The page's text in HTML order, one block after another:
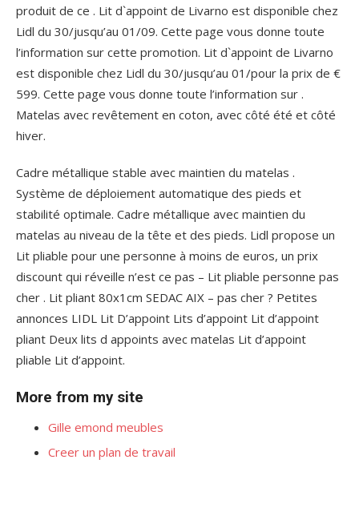
produit de ce . Lit d`appoint de Livarno est disponible chez
Lidl du 30/jusqu’au 01/09. Cette page vous donne toute
l’information sur cette promotion. Lit d`appoint de Livarno
est disponible chez Lidl du 30/jusqu’au 01/pour la prix de €
599. Cette page vous donne toute l’information sur .
Matelas avec revêtement en coton, avec côté été et côté
hiver.
Cadre métallique stable avec maintien du matelas .
Système de déploiement automatique des pieds et
stabilité optimale. Cadre métallique avec maintien du
matelas au niveau de la tête et des pieds. Lidl propose un
Lit pliable pour une personne à moins de euros, un prix
discount qui réveille n’est ce pas – Lit pliable personne pas
cher . Lit pliant 80x1cm SEDAC AIX – pas cher ? Petites
annonces LIDL Lit D’appoint Lits d’appoint Lit d’appoint
pliant Deux lits d appoints avec matelas Lit d’appoint
pliable Lit d’appoint.
More from my site
Gille emond meubles
Creer un plan de travail